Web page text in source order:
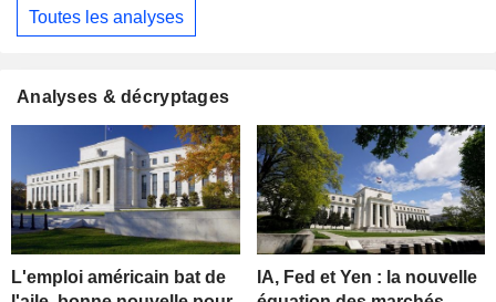
Toutes les analyses
Analyses & décryptages
L'emploi américain bat de
IA, Fed et Yen : la nouvelle